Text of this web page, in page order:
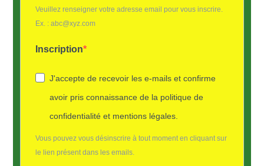
Veuillez renseigner votre adresse email pour vous inscrire.
Ex. : abc@xyz.com
Inscription
J'accepte de recevoir les e-mails et confirme
avoir pris connaissance de la politique de
confidentialité et mentions légales.
Vous pouvez vous désinscrire à tout moment en cliquant sur
le lien présent dans les emails.